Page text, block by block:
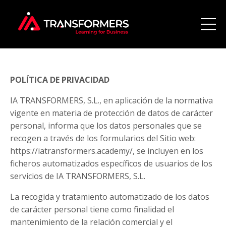
POLÍTICA DE PRIVACIDAD
IA TRANSFORMERS, S.L., en aplicación de la normativa
vigente en materia de protección de datos de carácter
personal, informa que los datos personales que se
recogen a través de los formularios del Sitio web:
https://iatransformers.academy/, se incluyen en los
ficheros automatizados específicos de usuarios de los
servicios de IA TRANSFORMERS, S.L.
La recogida y tratamiento automatizado de los datos
de carácter personal tiene como finalidad el
mantenimiento de la relación comercial y el